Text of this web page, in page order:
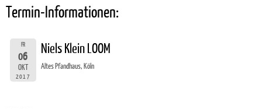
Termin-Informationen:
FR
06
OKT
2017
Niels Klein LOOM
Altes Pfandhaus, Köln